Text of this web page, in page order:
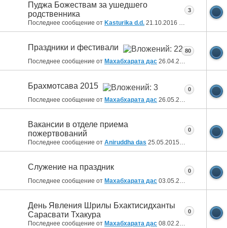
Пуджа Божествам за ушедшего
родственника
Последнее сообщение от Kasturika d.d. 21.10.2016 11:59
3
Праздники и фестивали
Последнее сообщение от Махабхарата дас 26.04.2016
80
Брахмотсава 2015
Последнее сообщение от Махабхарата дас 26.05.2015
0
Вакансии в отделе приема
пожертвований
Последнее сообщение от Aniruddha das 25.05.2015 13:06
0
Служение на праздник
Последнее сообщение от Махабхарата дас 03.05.2015
0
День Явления Шрилы Бхактисидханты
Сарасвати Тхакура
Последнее сообщение от Махабхарата дас 08.02.2015
0